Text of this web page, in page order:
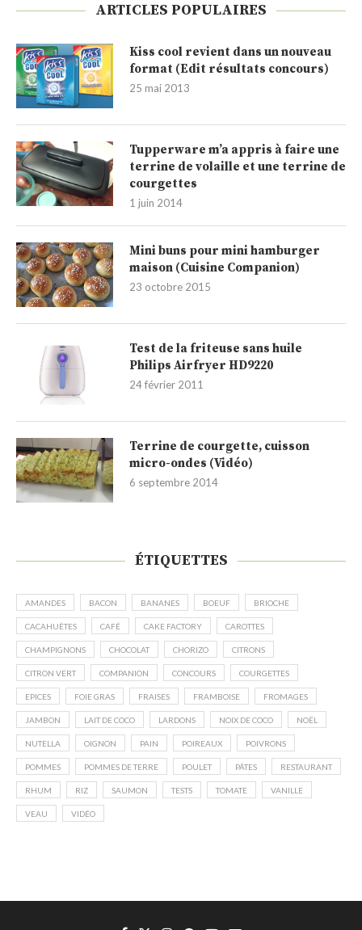
ARTICLES POPULAIRES
Kiss cool revient dans un nouveau
format (Edit résultats concours)
25 mai 2013
Tupperware m’a appris à faire une
terrine de volaille et une terrine de
courgettes
1 juin 2014
Mini buns pour mini hamburger
maison (Cuisine Companion)
23 octobre 2015
Test de la friteuse sans huile
Philips Airfryer HD9220
24 février 2011
Terrine de courgette, cuisson
micro-ondes (Vidéo)
6 septembre 2014
ÉTIQUETTES
AMANDES BACON BANANES BOEUF BRIOCHE
CACAHUÈTES CAFÉ CAKE FACTORY CAROTTES
CHAMPIGNONS CHOCOLAT CHORIZO CITRONS
CITRON VERT COMPANION CONCOURS COURGETTES
EPICES FOIE GRAS FRAISES FRAMBOISE FROMAGES
JAMBON LAIT DE COCO LARDONS NOIX DE COCO NOËL
NUTELLA OIGNON PAIN POIREAUX POIVRONS
POMMES POMMES DE TERRE POULET PÂTES RESTAURANT
RHUM RIZ SAUMON TESTS TOMATE VANILLE
VEAU VIDÉO